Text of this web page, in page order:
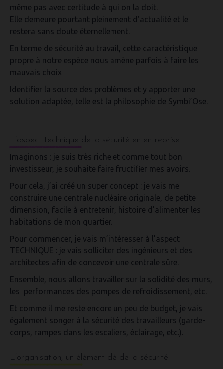
même pas avec certitude à qui on la doit.
Elle demeure pourtant pleinement d’actualité et le
restera sans doute éternellement.
En terme de sécurité au travail, cette caractéristique
propre à notre espèce nous amène parfois à faire les
mauvais choix
Identifier la source des problèmes et y apporter une
solution adaptée, telle est la philosophie de Symbi’Ose.
L’aspect technique de la sécurité en entreprise
Imaginons : je suis très riche et comme tout bon
investisseur, je souhaite faire fructifier mes avoirs.
Pour cela, j’ai créé un super concept : je vais me
construire une centrale nucléaire originale, de petite
dimension, facile à entretenir, histoire d’alimenter les
habitations de mon quartier.
Pour commencer, je vais m’intéresser à l’aspect
TECHNIQUE : je vais solliciter des ingénieurs et des
architectes afin de concevoir une centrale sûre.
Ensemble, nous allons travailler sur la solidité des murs,
les performances des pompes de refroidissement, etc.
Et comme il me reste encore un peu de budget, je vais
également songer à la sécurité des travailleurs (garde-
corps, rampes dans les escaliers, éclairage, etc.).
L’organisation, un élément clé de la sécurité